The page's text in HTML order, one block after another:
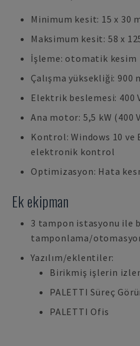
Minimum kesit: 15 x 30
Maksimum kesit: 58 x
İşleme: otomatik kesim
Çalışma yüksekliği: 900
Elektrik beslemesi: 400
Ana motor: 5,5 kW (400
Kontrol: Windows 10 ve
elektronik kontrol
Optimizasyon: Hata
Ek ekipman
3 tampon istasyonu ile
tamponlama/
Yazılım/eklentiler:
Birikmiş işlerin
PALETTI Süreç
PALETTI Ofis